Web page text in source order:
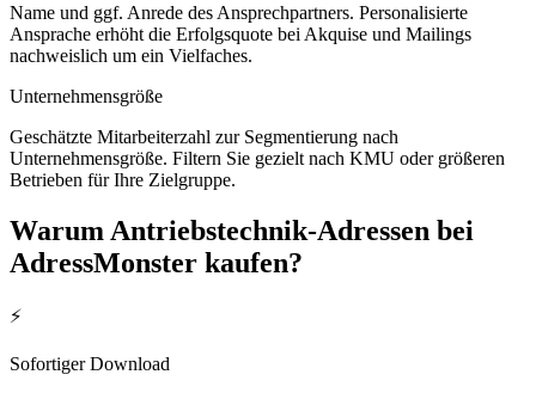
Name und ggf. Anrede des Ansprechpartners. Personalisierte
Ansprache erhöht die Erfolgsquote bei Akquise und Mailings
nachweislich um ein Vielfaches.
Unternehmensgröße
Geschätzte Mitarbeiterzahl zur Segmentierung nach
Unternehmensgröße. Filtern Sie gezielt nach KMU oder größeren
Betrieben für Ihre Zielgruppe.
Warum Antriebstechnik-Adressen bei
AdressMonster kaufen?
⚡
Sofortiger Download